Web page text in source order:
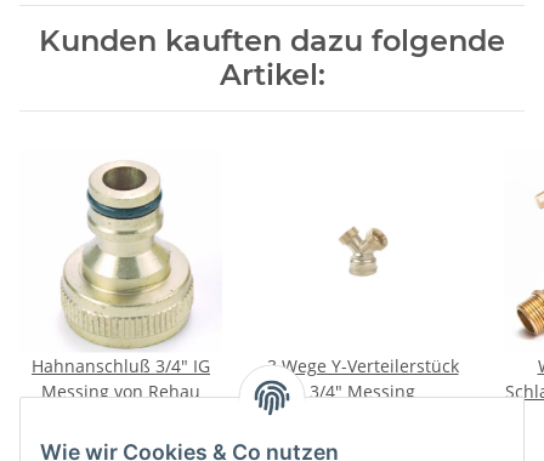
Wie wir Cookies & Co nutzen
Kunden kauften dazu folgende
Artikel:
Hahnanschluß 3/4" IG
Messing von Rehau
3 Wege Y-Verteilerstück
3/4" Messing